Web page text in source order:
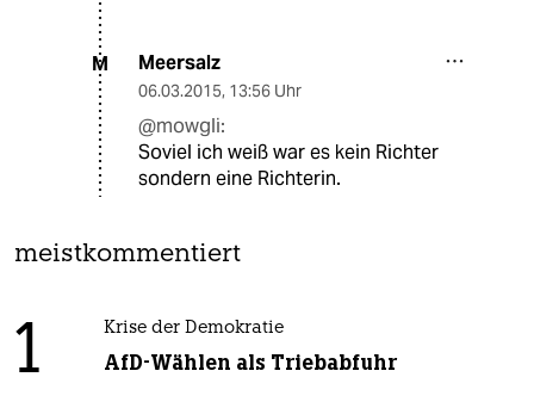
M Meersalz
06.03.2015, 13:56 Uhr
@mowgli:
Soviel ich weiß war es kein Richter
sondern eine Richterin.
meistkommentiert
1 Krise der Demokratie
AfD-Wählen als Triebabfuhr